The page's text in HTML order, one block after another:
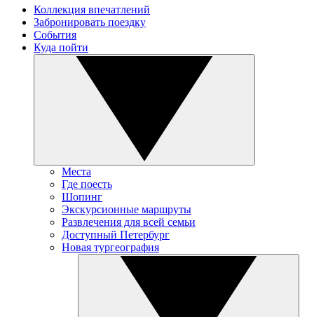
Коллекция впечатлений
Забронировать поездку
События
Куда пойти
Места
Где поесть
Шопинг
Экскурсионные маршруты
Развлечения для всей семьи
Доступный Петербург
Новая тургеография